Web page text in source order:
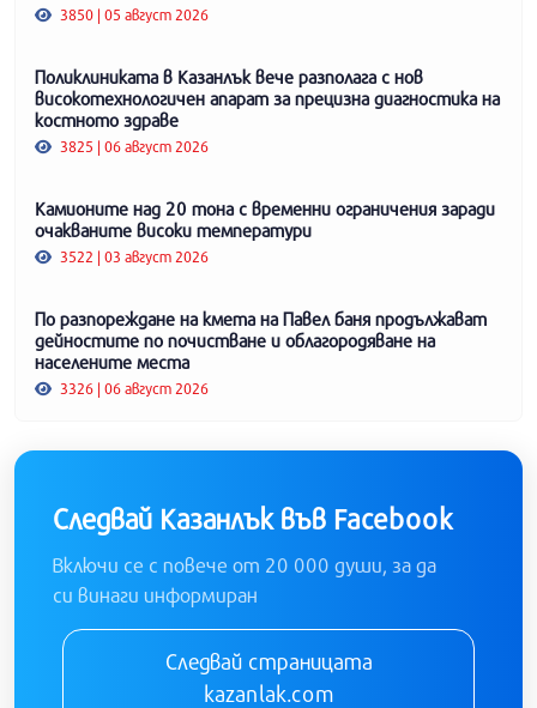
3850 | 05 август 2026
Поликлиниката в Казанлък вече разполага с нов
високотехнологичен апарат за прецизна диагностика на
костното здраве
3825 | 06 август 2026
Камионите над 20 тона с временни ограничения заради
очакваните високи температури
3522 | 03 август 2026
По разпореждане на кмета на Павел баня продължават
дейностите по почистване и облагородяване на
населените места
3326 | 06 август 2026
Следвай Казанлък във Facebook
Включи се с повече от 20 000 души, за да
си винаги информиран
Следвай страницата
kazanlak.com